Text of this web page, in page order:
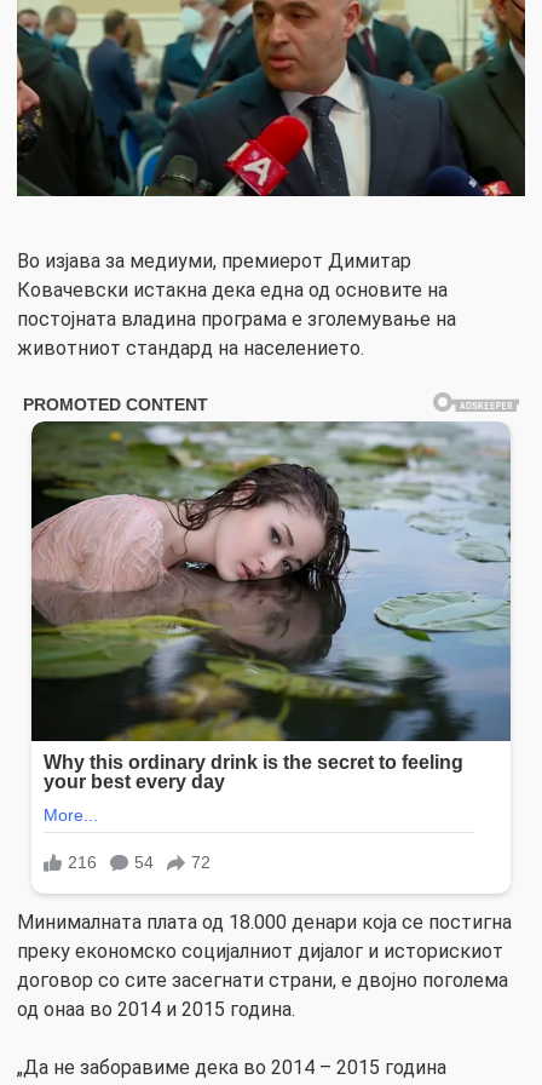
Во изјава за медиуми, премиерот Димитар
Ковачевски истакна дека една од основите на
постојната владина програма е зголемување на
животниот стандард на населението.
Минималната плата од 18.000 денари која се постигна
преку економско социјалниот дијалог и историскиот
договор со сите засегнати страни, е двојно поголема
од онаа во 2014 и 2015 година.
„Да не заборавиме дека во 2014 – 2015 година